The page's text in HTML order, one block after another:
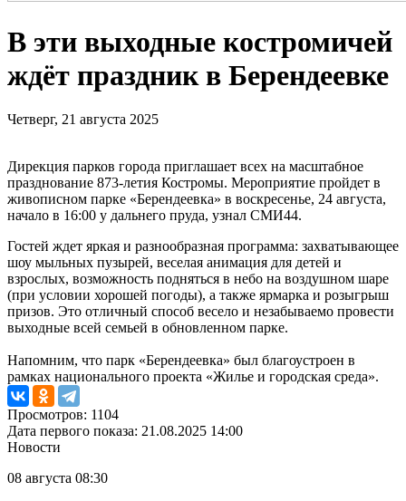
В эти выходные костромичей
ждёт праздник в Берендеевке
Четверг, 21 августа 2025
Дирекция парков города приглашает всех на масштабное
празднование 873-летия Костромы. Мероприятие пройдет в
живописном парке «Берендеевка» в воскресенье, 24 августа,
начало в 16:00 у дальнего пруда, узнал СМИ44.
Гостей ждет яркая и разнообразная программа: захватывающее
шоу мыльных пузырей, веселая анимация для детей и
взрослых, возможность подняться в небо на воздушном шаре
(при условии хорошей погоды), а также ярмарка и розыгрыш
призов. Это отличный способ весело и незабываемо провести
выходные всей семьей в обновленном парке.
Напомним, что парк «Берендеевка» был благоустроен в
рамках национального проекта «Жилье и городская среда».
Просмотров: 1104
Дата первого показа: 21.08.2025 14:00
Новости
08 августа 08:30